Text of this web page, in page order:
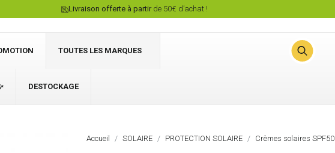
Livraison offerte à partirde 50€ d’achat !
TOUTES LES MARQUES
DESTOCKAGE
Accueil SOLAIRE PROTECTION SOLAIRE Crèmes solaires SPF50